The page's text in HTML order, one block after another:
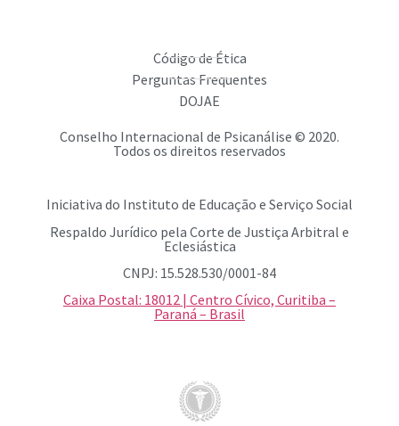
Código de Ética
Perguntas Frequentes
DOJAE
Conselho Internacional de Psicanálise © 2020.
Todos os direitos reservados
Iniciativa do Instituto de Educação e Serviço Social
Respaldo Jurídico pela Corte de Justiça Arbitral e
Eclesiástica
CNPJ: 15.528.530/0001-84
Caixa Postal: 18012 | Centro Cívico, Curitiba –
Paraná – Brasil